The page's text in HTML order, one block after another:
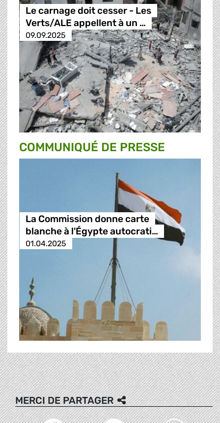
Le carnage doit cesser - Les
Verts/ALE appellent à un …
09.09.2025
COMMUNIQUÉ DE PRESSE
La Commission donne carte
blanche à l'Égypte autocrati…
01.04.2025
MERCI DE PARTAGER